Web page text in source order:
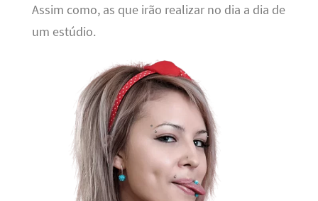
Assim como, as que irão realizar no dia a dia de
um estúdio.